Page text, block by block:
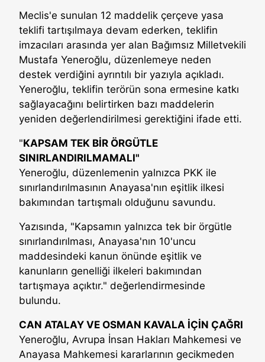
Meclis'e sunulan 12 maddelik çerçeve yasa
teklifi tartışılmaya devam ederken, teklifin
imzacıları arasında yer alan Bağımsız Milletvekili
Mustafa Yeneroğlu, düzenlemeye neden
destek verdiğini ayrıntılı bir yazıyla açıkladı.
Yeneroğlu, teklifin terörün sona ermesine katkı
sağlayacağını belirtirken bazı maddelerin
yeniden değerlendirilmesi gerektiğini ifade etti.
"KAPSAM TEK BİR ÖRGÜTLE
SINIRLANDIRILMAMALI"
Yeneroğlu, düzenlemenin yalnızca PKK ile
sınırlandırılmasının Anayasa'nın eşitlik ilkesi
bakımından tartışmalı olduğunu savundu.
Yazısında, "Kapsamın yalnızca tek bir örgütle
sınırlandırılması, Anayasa'nın 10'uncu
maddesindeki kanun önünde eşitlik ve
kanunların genelliği ilkeleri bakımından
tartışmaya açıktır." değerlendirmesinde
bulundu.
CAN ATALAY VE OSMAN KAVALA İÇİN ÇAĞRI
Yeneroğlu, Avrupa İnsan Hakları Mahkemesi ve
Anayasa Mahkemesi kararlarının gecikmeden